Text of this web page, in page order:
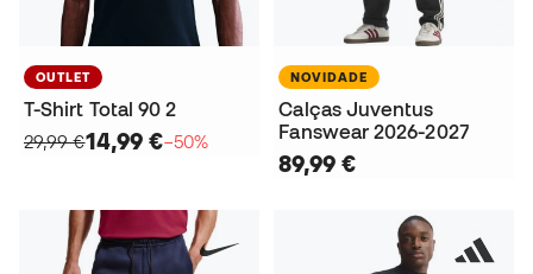
OUTLET
T-Shirt Total 90 2
29,99 €14,99 €−50%
NOVIDADE
Calças Juventus
Fanswear 2026-2027
89,99 €